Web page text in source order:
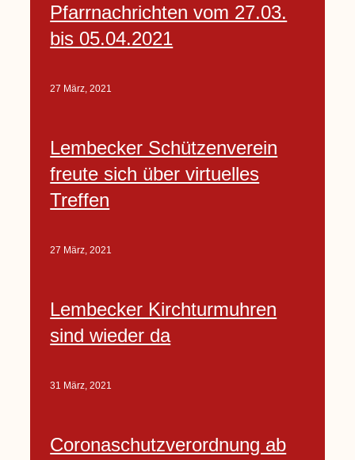
Pfarrnachrichten vom 27.03.
bis 05.04.2021
27 März, 2021
Lembecker Schützenverein
freute sich über virtuelles
Treffen
27 März, 2021
Lembecker Kirchturmuhren
sind wieder da
31 März, 2021
Coronaschutzverordnung ab